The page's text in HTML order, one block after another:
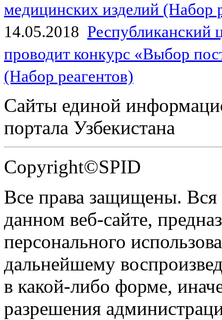
медицинских изделий (Набор
14.05.2018
проводит конкурс «Выбор
(Набор реагентов)
Сайты единой
портала Узбекистана
Copyright©SPID
Все права защищены.
данном веб-сайте,
персонального
дальнейшему
в какой-либо форме,
разрешения